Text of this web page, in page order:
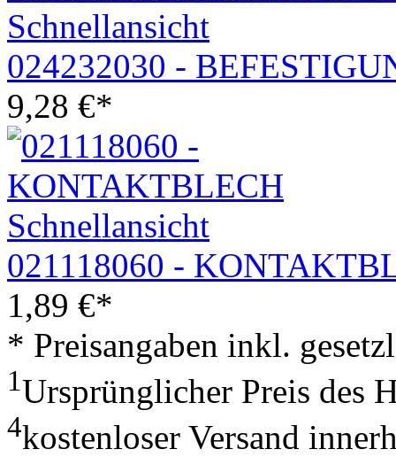
Schnellansicht
024232030 -
9,28 €*
Schnellansicht
021118060 -
1,89 €*
* Preisangaben inkl.
1Ursprünglicher Preis des
4kostenloser Versand